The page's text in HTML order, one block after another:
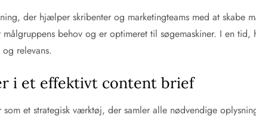
der hjælper skribenter og marketingteams med at
målgruppens behov og er optimeret til søgemaskiner. I en
relevans.
i et effektivt content brief
et strategisk værktøj, der samler alle nødvendige